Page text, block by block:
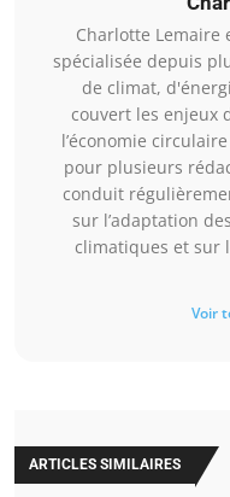
Charlotte
spécialisée depuis
de climat,
couvert les enjeux
l’économie
pour plusieurs
conduit
sur l’adaptation
climatiques et sur
Voir
ARTICLES SIMILAIRES